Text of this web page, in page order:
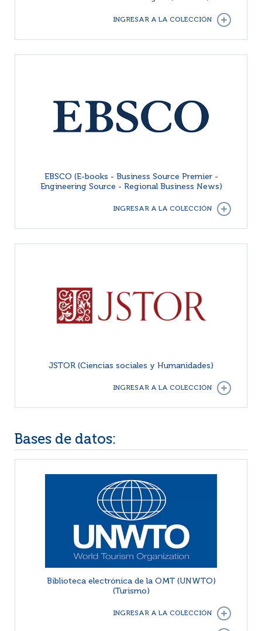
INGRESAR A LA COLECCIÓN
EBSCO (E-books - Business Source Premier -
Engineering Source - Regional Business News)
INGRESAR A LA COLECCIÓN
JSTOR (Ciencias sociales y Humanidades)
INGRESAR A LA COLECCIÓN
Bases de datos:
Biblioteca electrónica de la OMT (UNWTO)
(Turismo)
INGRESAR A LA COLECCIÓN